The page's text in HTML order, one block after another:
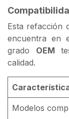
Esta refacción
encuentra en
grado OEM
calidad.
Modelos